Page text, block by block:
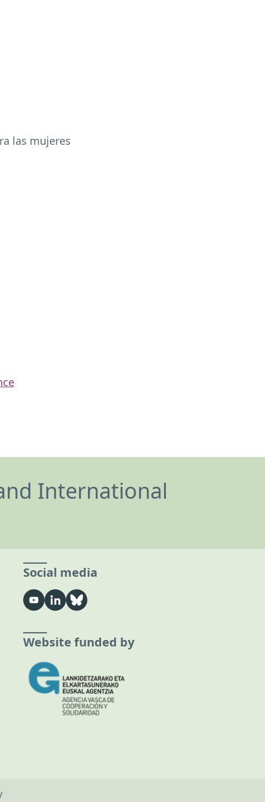
las mujeres
International
Social media
Website funded by